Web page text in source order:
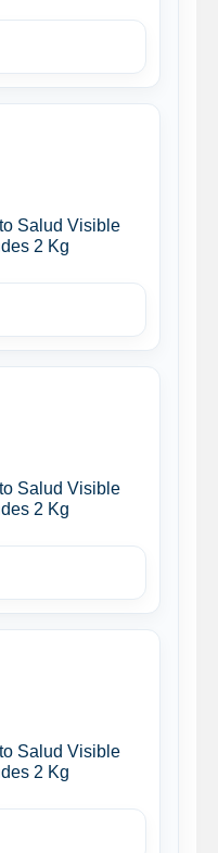
Salud Visible
2 Kg
Salud Visible
2 Kg
Salud Visible
2 Kg